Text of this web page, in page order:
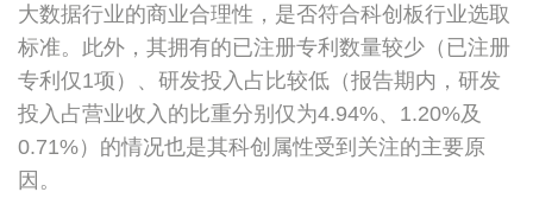
大数据行业的商业合理性，是否符合科创板行业选取
标准。此外，其拥有的已注册专利数量较少（已注册
专利仅1项）、研发投入占比较低（报告期内，研发
投入占营业收入的比重分别仅为4.94%、1.20%及
0.71%）的情况也是其科创属性受到关注的主要原
因。